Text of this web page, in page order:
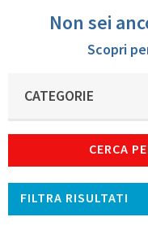
Non sei
Scopri
CATEGORIE
CERCA
FILTRA RISULTATI